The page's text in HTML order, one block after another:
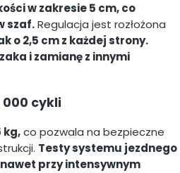
w zakresie 5 cm, co
szaf.Regulacja jest rozłożona
o 2,5 cm z każdej strony.
i zamianę z innymi
000 cykli
kg,co pozwala na bezpieczne
Testy systemu jezdnego
przy intensywnym